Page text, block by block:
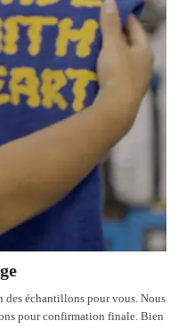
des échantillons pour vous. Nous
pour confirmation finale. Bien